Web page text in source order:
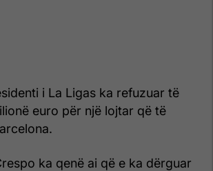
i La Ligas ka refuzuar të
euro për një lojtar që të
ka qenë ai që e ka dërguar